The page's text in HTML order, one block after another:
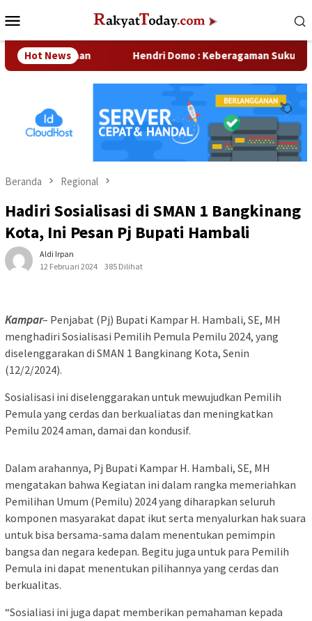
ke
Mobile
Hot News Hendri Domo : Keberagaman Suku dan
Beranda Regional
Hadiri Sosialisasi di SMAN 1 Bangkinang
Kota, Ini Pesan Pj Bupati Hambali
Aldi Irpan
12 Februari 2024
385 Dilihat
Kampar– Penjabat (Pj) Bupati Kampar H. Hambali, SE, MH
menghadiri Sosialisasi Pemilih Pemula Pemilu 2024, yang
diselenggarakan di SMAN 1 Bangkinang Kota, Senin
(12/2/2024).
Sosialisasi ini diselenggarakan untuk mewujudkan Pemilih
Pemula yang cerdas dan berkualiatas dan meningkatkan
Pemilu 2024 aman, damai dan kondusif.
Dalam arahannya, Pj Bupati Kampar H. Hambali, SE, MH
mengatakan bahwa Kegiatan ini dalam rangka memeriahkan
Pemilihan Umum (Pemilu) 2024 yang diharapkan seluruh
komponen masyarakat dapat ikut serta menyalurkan hak suara
untuk bisa bersama-sama dalam menentukan pemimpin
bangsa dan negara kedepan. Begitu juga untuk para Pemilih
Pemula ini dapat menentukan pilihannya yang cerdas dan
berkualitas.
“Sosialiasi ini juga dapat memberikan pemahaman kepada